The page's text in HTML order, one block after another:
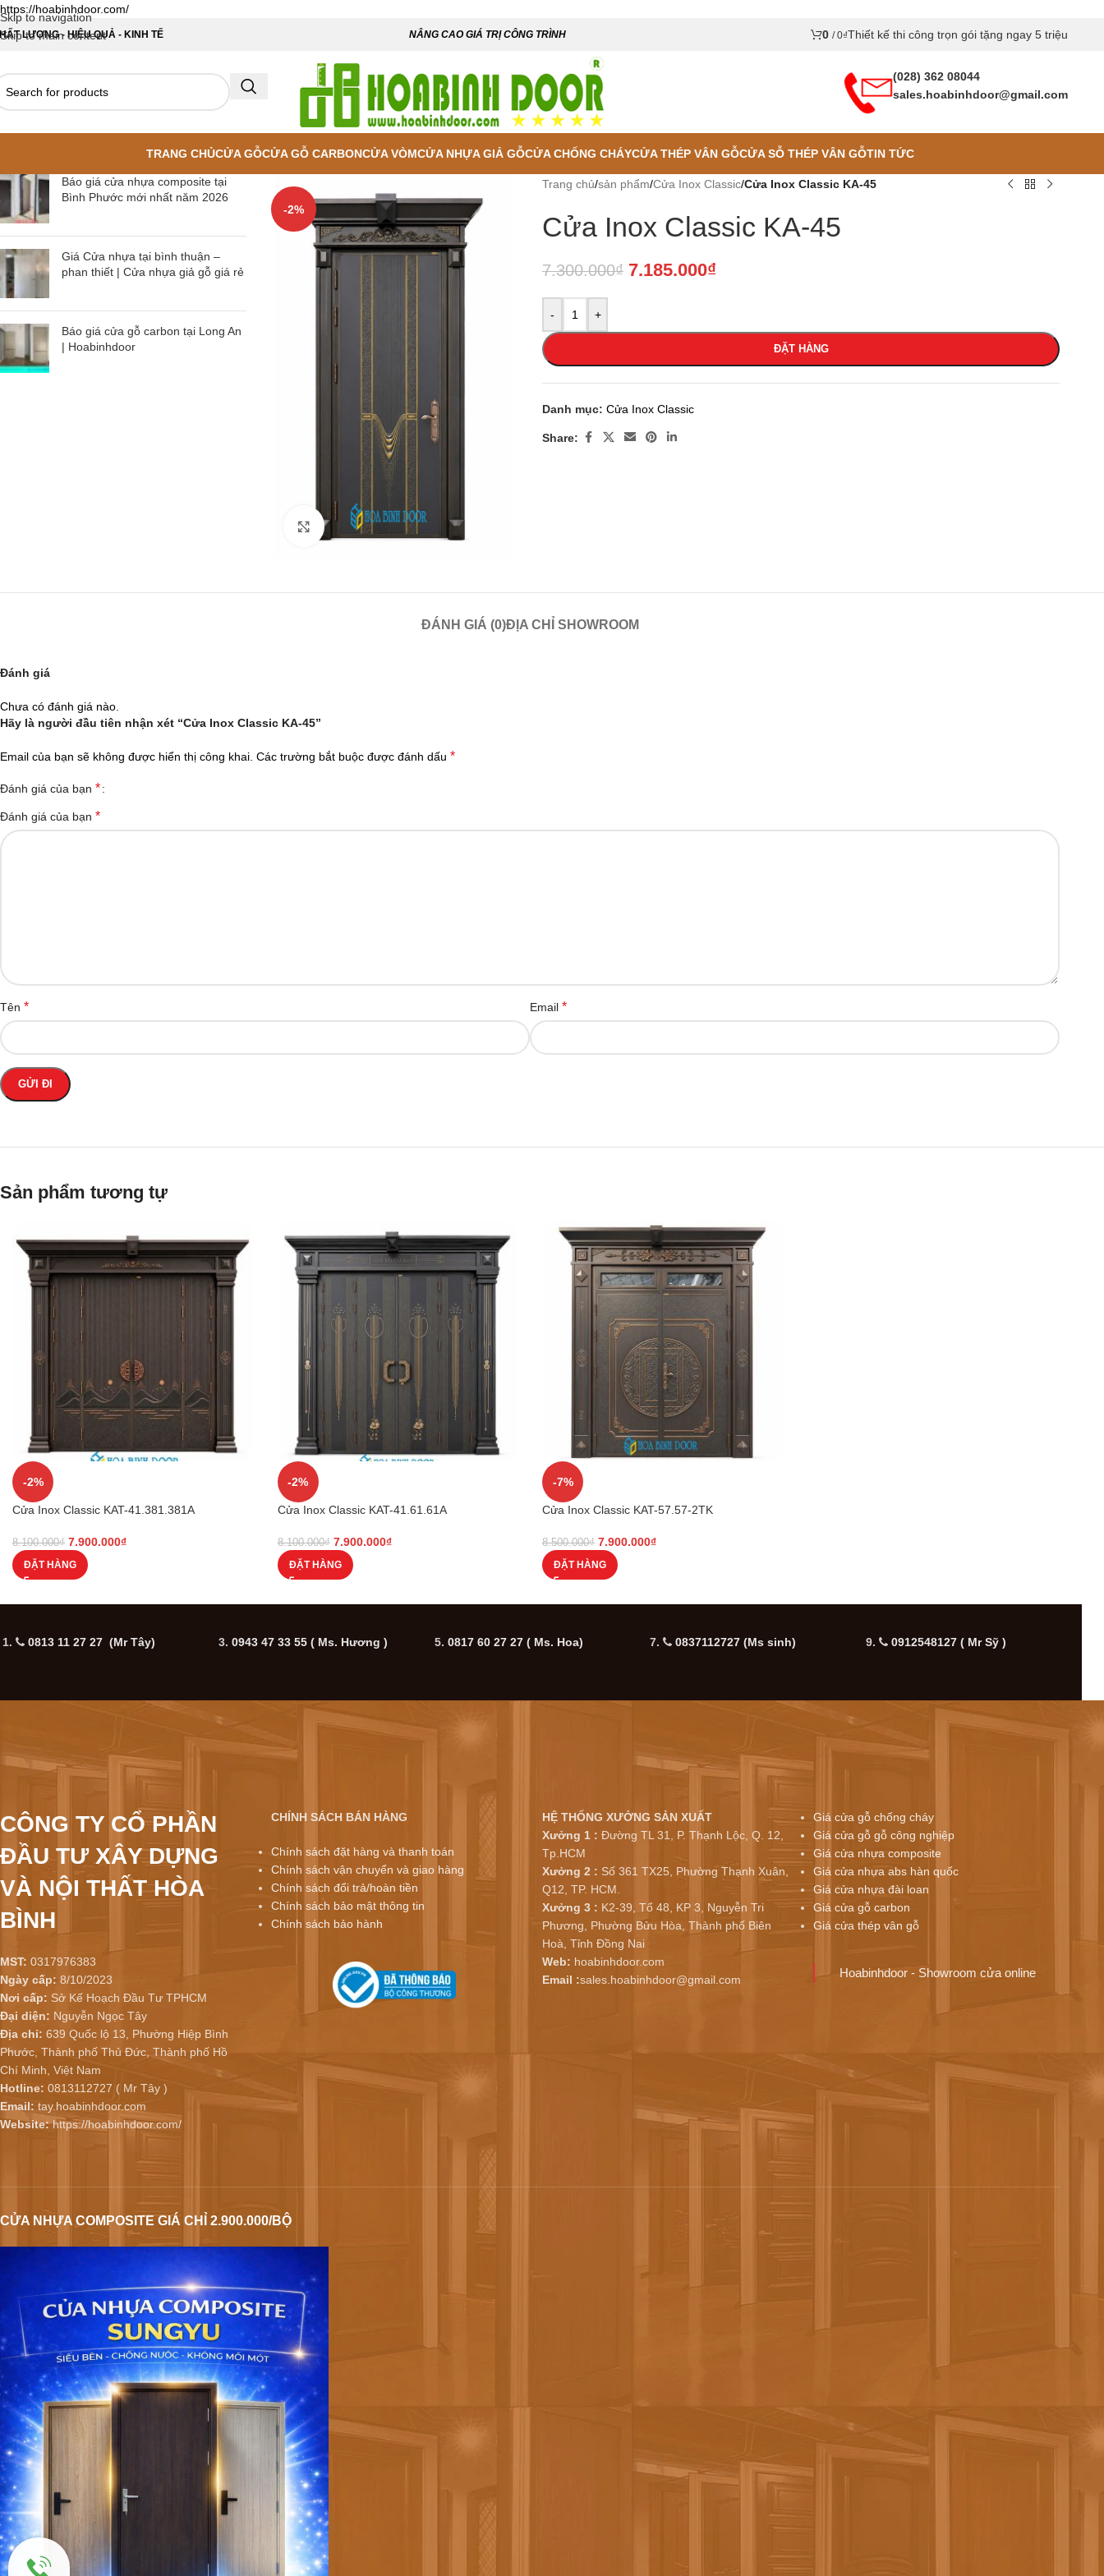
https://hoabinhdoor.com/
Skip to navigation
Skip to main content
LƯỢNG - HIỆU QUẢ - KINH TẾ NÂNG CAO GIÁ TRỊ CÔNG TRÌNH 0 / 0₫Thiết kế thi công trọn gói tặng ngay 5 triệu
(028) 362 08044
sales.hoabinhdoor@gmail.com
TRANG CHỦCỬA GỖCỬA GỖ CARBONCỬA VÒMCỬA NHỰA GIẢ GỖCỬA CHỐNG CHÁYCỬA THÉP VÂN GỖCỬA SỖ THÉP VÂN GỖTIN TỨC
Báo giá cửa nhựa composite tại
Bình Phước mới nhất năm 2026
Giá Cửa nhựa tại bình thuận –
phan thiết | Cửa nhựa giả gỗ giá rẻ
Báo giá cửa gỗ carbon tại Long An
| Hoabinhdoor
-2%
Click to enlarge
Trang chủ/sản phẩm/Cửa Inox Classic/Cửa Inox Classic KA-45
Cửa Inox Classic KA-45
7.300.000₫ 7.185.000₫
- +
ĐẶT HÀNG
Danh mục: Cửa Inox Classic
Share:
ĐÁNH GIÁ (0)ĐỊA CHỈ SHOWROOM
Đánh giá
Chưa có đánh giá nào.
Hãy là người đầu tiên nhận xét “Cửa Inox Classic KA-45”
Email của bạn sẽ không được hiển thị công khai. Các trường bắt buộc được đánh dấu *
Đánh giá của bạn *
Đánh giá của bạn *
Tên * Email *
Sản phẩm tương tự
-2%
Cửa Inox Classic KAT-41.381.381A
8.100.000₫ 7.900.000₫
ĐẶT HÀNG
-2%
Cửa Inox Classic KAT-41.61.61A
8.100.000₫ 7.900.000₫
ĐẶT HÀNG
-7%
Cửa Inox Classic KAT-57.57-2TK
8.500.000₫ 7.900.000₫
ĐẶT HÀNG
1. 0813 11 27 27 (Mr Tây) 3. 0943 47 33 55( Ms. Hương ) 5. 0817 60 27 27( Ms. Hoa) 7. 0837112727 (Ms sinh) 9. 0912548127 ( Mr Sỹ )
CÔNG TY CỔ PHẦN
ĐẦU TƯ XÂY DỰNG
VÀ NỘI THẤT HÒA
BÌNH
MST: 0317976383
Ngày cấp: 8/10/2023
Nơi cấp: Sở Kế Hoạch Đầu Tư TPHCM
Đại diện: Nguyễn Ngọc Tây
Địa chỉ: 639 Quốc lộ 13, Phường Hiệp Bình
Phước, Thành phố Thủ Đức, Thành phố Hồ
Chí Minh, Việt Nam
Hotline: 0813112727 ( Mr Tây )
Email: tay.hoabinhdoor.com
Website:https://hoabinhdoor.com/
CHÍNH SÁCH BÁN HÀNG
Chính sách đặt hàng và thanh toán
Chính sách vận chuyển và giao hàng
Chính sách đổi trả/hoàn tiền
Chính sách bảo mật thông tin
Chính sách bảo hành
HỆ THỐNG XƯỞNG SẢN XUẤT
Xưởng 1 : Đường TL 31, P. Thạnh Lộc, Q. 12,
Tp.HCM
Xưởng 2 : Số 361 TX25, Phường Thạnh Xuân,
Q12, TP. HCM.
Xưởng 3 : K2-39, Tổ 48, KP 3, Nguyễn Tri
Phương, Phường Bửu Hòa, Thành phố Biên
Hoà, Tỉnh Đồng Nai
Web: hoabinhdoor.com
Email :sales.hoabinhdoor@gmail.com
Giá cửa gỗ chống cháy
Giá cửa gỗ gỗ công nghiệp
Giá cửa nhựa composite
Giá cửa nhựa abs hàn quốc
Giá cửa nhựa đài loan
Giá cửa gỗ carbon
Giá cửa thép vân gỗ
Hoabinhdoor - Showroom cửa online
CỬA NHỰA COMPOSITE GIÁ CHỈ 2.900.000/BỘ